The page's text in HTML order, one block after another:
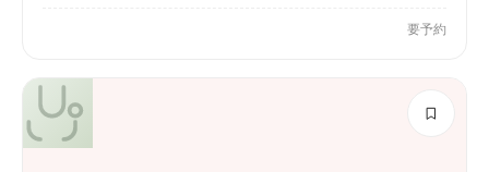
要予約